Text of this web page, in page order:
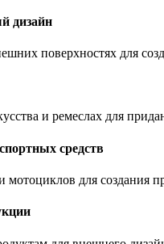
дизайн
поверхностях для
и ремеслах для
средств
для создания